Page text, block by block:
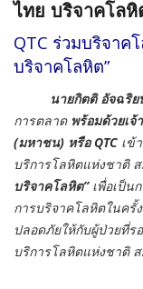
ไทย บริจาคโลหิ
QTC ร่วมบริจาค
บริจาคโลหิต”
นายกิตติ อัจฉริ
การตลาดพร้อมด้วยเจ้
(มหาชน) หรือ QTC เข้
บริการโลหิตแห่งชาติ
บริจาคโลหิต”เพื่อเป็น
การบริจาคโลหิตในครั้
ปลอดภัยให้กับผู้ป่วยที่ร
บริการโลหิตแห่งชาติ